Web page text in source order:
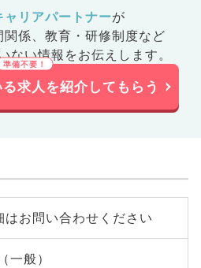
ャリアパートナーが
係、 教育・研修制度など
ない情報をお伝えします。
求人を紹介してもらう
はお問い合わせください
一般）